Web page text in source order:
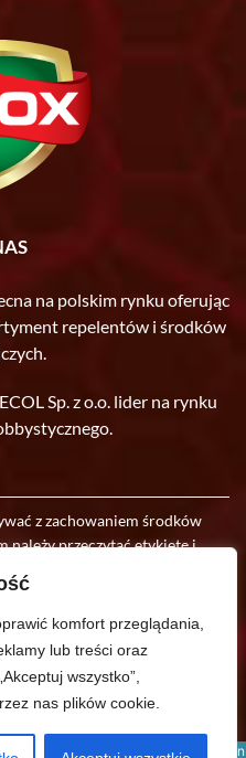
komfort przeglądania,
lub treści oraz
wszystko”,
nas plików cookie.
na polskim rynku oferując
repelentów i środków
Sp. z o.o. lider na rynku
z zachowaniem środków
należy przeczytać etykietę i
zmian, wynikających
Prawa Zastrzeżone.
Polityka plików Cookies
site. Switch to a production